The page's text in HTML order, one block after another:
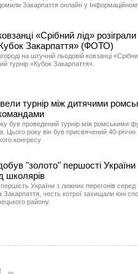
Закарпаття онлайн у
«Срібний лід» розіграли
Закарпаття» (ФОТО)
на штучній льодовій ковзанці
турнір «Кубок Закарпаття».
турнір між дитячими
був проведений турнір між ромськими
Цього року він був присвячений 40-
конгресу
"золото" першості
школярів
України з лижних перегонів серед
Закарпаття, честь котрої захищали юні
району.